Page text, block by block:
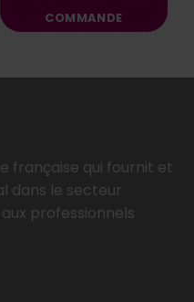
COMMANDE
française qui fournit et
dans le secteur
professionnels